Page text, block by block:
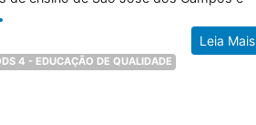
Leia Mais
4 - EDUCAÇÃO DE QUALIDADE